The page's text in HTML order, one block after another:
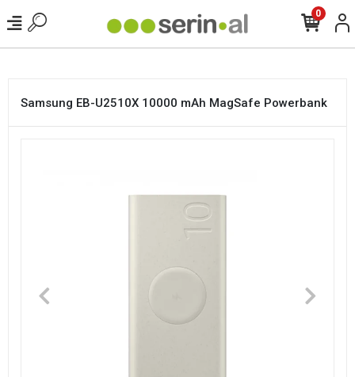
0
Samsung EB-U2510X 10000 mAh MagSafe Powerbank